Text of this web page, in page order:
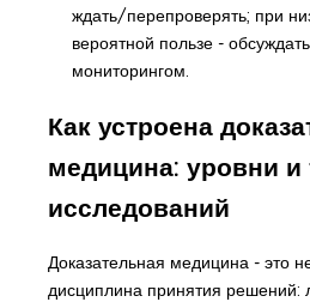
ждать/перепроверять; при
вероятной пользе -
мониторингом.
Как устроена
медицина: уровни и
исследований
Доказательная медицина - это
дисциплина принятия решений: